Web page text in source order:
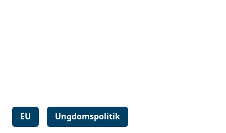
EU Ungdomspolitik